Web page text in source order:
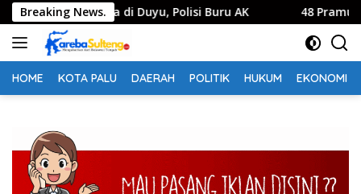
Langsung
ke
konten
Breaking News.
Keluarga di Duyu, Polisi Buru AK 48 Pramuka Kota
HOME KOTA PALU DAERAH POLITIK HUKUM EKONOMI